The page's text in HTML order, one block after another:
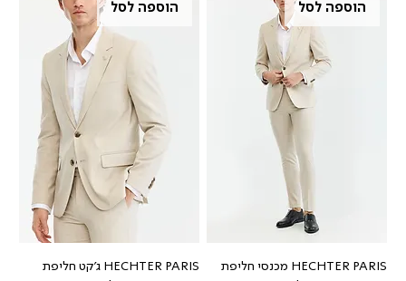
הוספה לסל
HECHTER PARIS מכנסי חליפת
הוספה לסל
HECHTER PARIS ג'קט חליפת